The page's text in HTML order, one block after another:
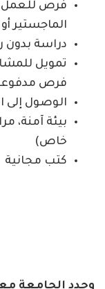
الماجستير أو
دراسة بدون
تمويل
فرص
الوصول إلى
بيئة آمنة،
خاص)
كتب مجانية
وحدد الجامعة